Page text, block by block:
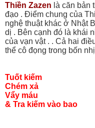
Thiền Zazen là căn bản
đạo . Điểm chung của
nghệ thuật khác ở Nhật
dị . Bên cạnh đó là khái
của vạn vật . . Cả hai
thể cô đọng trong bốn
Tuốt kiếm
Chém xả
Vẩy máu
& Tra kiếm vào bao